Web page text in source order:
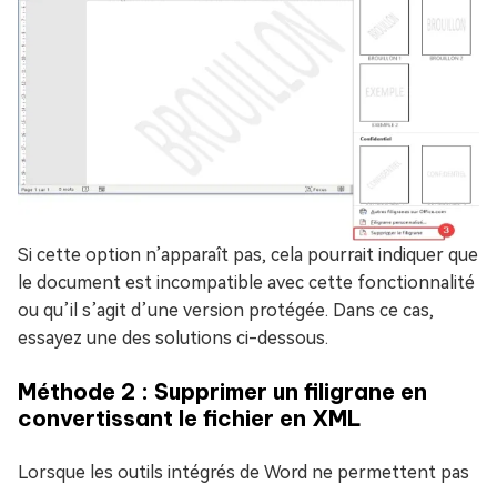
Si cette option n’apparaît pas, cela pourrait indiquer que
le document est incompatible avec cette fonctionnalité
ou qu’il s’agit d’une version protégée. Dans ce cas,
essayez une des solutions ci-dessous.
Méthode 2 : Supprimer un filigrane en
convertissant le fichier en XML
Lorsque les outils intégrés de Word ne permettent pas